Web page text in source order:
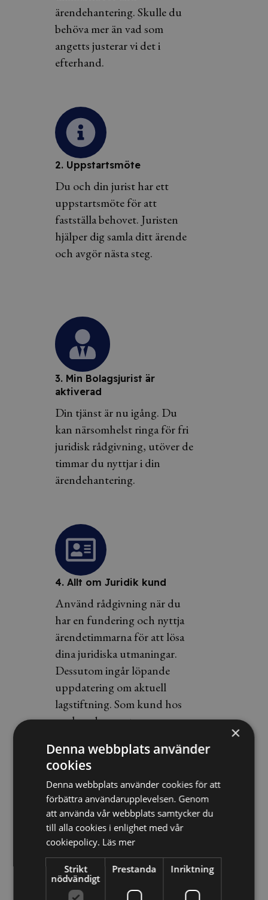
ärendehantering. Skulle du
behöva mer än vad som
angetts justerar vi det i
efterhand.
2. Uppstartsmöte
Du och din jurist har ett
uppstartsmöte för att
fastställa behovet. Juristen
hjälper dig samla ditt ärende
och avgör nästa steg.
3. Min Bolagsjurist är
aktiverad
Din tjänst är nu igång. Du
kan närsomhelst ringa för fri
juridisk rådgivning, utöver de
timmar du nyttjar i din
ärendehantering.
4. Allt om Juridik kund
Använd rådgivning när du
har en fundering och nyttja
ärendetimmarna för att lösa
dina juridiska utmaningar.
Dessutom ingår löpande
uppdatering om aktuell
lagstiftning. Som kund hos
oss kan du vara trygg.
Boka rådgivning
Börja med ett samtal med en av våra
rådgivare, förutsättningslöst och
kostnadsfritt.
*
×
Denna webbplats använder
cookies
Denna webbplats använder cookies för att
förbättra användarupplevelsen. Genom
att använda vår webbplats samtycker du
till alla cookies i enlighet med vår
cookiepolicy. Läs mer
Strikt
nödvändigt
Prestanda Inriktning